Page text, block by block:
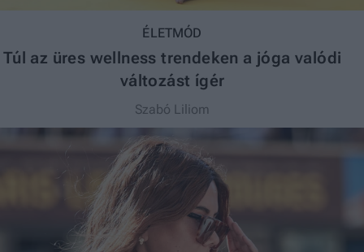
ÉLETMÓD
Túl az üres wellness trendeken a jóga valódi
változást ígér
Szabó Liliom